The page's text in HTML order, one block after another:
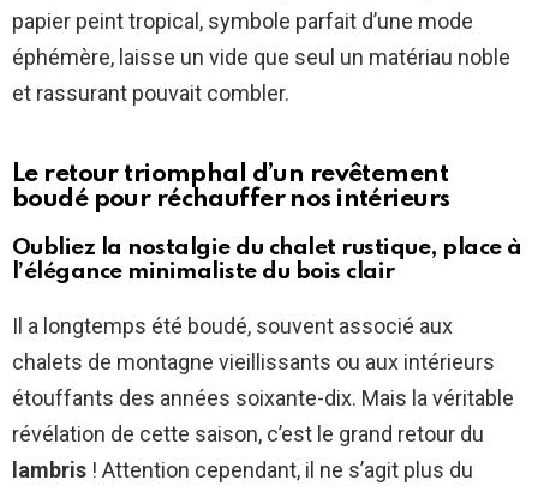
papier peint tropical, symbole parfait d’une mode
éphémère, laisse un vide que seul un matériau noble
et rassurant pouvait combler.
Le retour triomphal d’un revêtement
boudé pour réchauffer nos intérieurs
Oubliez la nostalgie du chalet rustique, place à
l’élégance minimaliste du bois clair
Il a longtemps été boudé, souvent associé aux
chalets de montagne vieillissants ou aux intérieurs
étouffants des années soixante-dix. Mais la véritable
révélation de cette saison, c’est le grand retour du
lambris ! Attention cependant, il ne s’agit plus du